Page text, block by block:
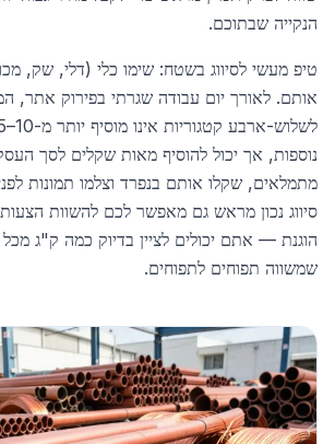
הנקייה שבתוכם.
טיפ מעשי לסיווג בשטח: שימו כלי (דלי, שק,
אותם. לאורך יום עבודה שגרתי בפירוק אתר,
נוספות, אך יכול להוסיף מאות שקלים לסך
מתמלאים, שקלו אותם בנפרד וצלמו תמונות
סיווג נכון מראש גם מאפשר לכם להשוות הצעות
הוגנת — אתם יכולים לציין בדיוק כמה ק"ג
שמשווה תפוחים לתפוחים.